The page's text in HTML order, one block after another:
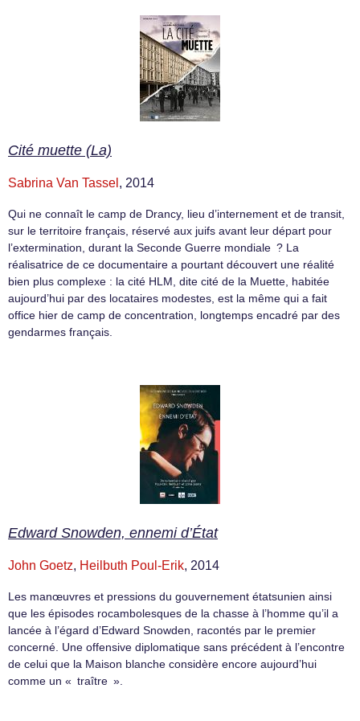
Cité muette (La)
Sabrina Van Tassel , 2014
Qui ne connaît le camp de Drancy, lieu d’internement et de transit,
sur le territoire français, réservé aux juifs avant leur départ pour
l’extermination, durant la Seconde Guerre mondiale ? La
réalisatrice de ce documentaire a pourtant découvert une réalité
bien plus complexe : la cité HLM, dite cité de la Muette, habitée
aujourd’hui par des locataires modestes, est la même qui a fait
office hier de camp de concentration, longtemps encadré par des
gendarmes français.
Edward Snowden, ennemi d’État
John Goetz, Heilbuth Poul-Erik, 2014
Les manœuvres et pressions du gouvernement étatsunien ainsi
que les épisodes rocambolesques de la chasse à l’homme qu’il a
lancée à l’égard d’Edward Snowden, racontés par le premier
concerné. Une offensive diplomatique sans précédent à l’encontre
de celui que la Maison blanche considère encore aujourd’hui
comme un « traître ».